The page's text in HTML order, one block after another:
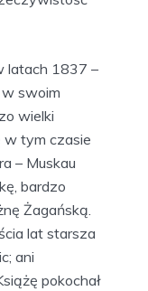
latach 1837 –
swoim
wielki
w tym czasie
– Muskau
bardzo
Żagańską.
lat starsza
ani
pokochał